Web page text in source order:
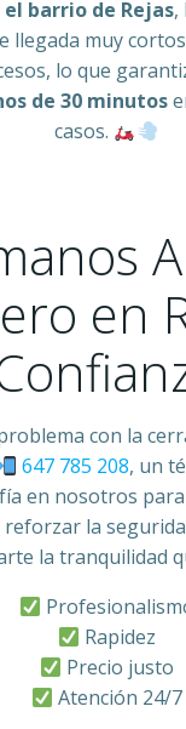
barrio de Rejas,
llegada muy
lo que
de 30 minutos
casos.
en
con la
647 785 208, un
en nosotros
reforzar la
la tranquilidad
Rapidez
Precio justo
Atención 24/7